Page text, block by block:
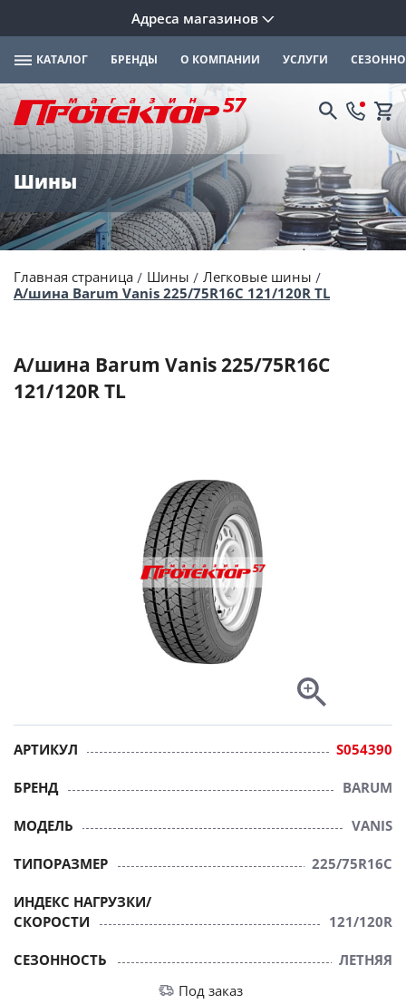
Адреса магазинов
КАТАЛОГ БРЕНДЫ О КОМПАНИИ УСЛУГИ
Шины
Главная страница Шины
Легковые шины
А/шина Barum Vanis 225/75R16C 121/120R TL
А/шина Barum Vanis 225/75R16C
121/120R TL
АРТИКУЛ S054390
БРЕНД BARUM
МОДЕЛЬ VANIS
ТИПОРАЗМЕР 225/75R16C
ИНДЕКС НАГРУЗКИ/
СКОРОСТИ
121/120R
СЕЗОННОСТЬ
ЛЕТНЯЯ
Под заказ